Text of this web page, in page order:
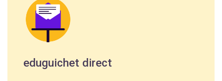
eduguichet direct